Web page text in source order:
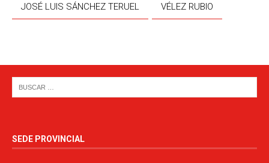
JOSÉ LUIS SÁNCHEZ TERUEL VÉLEZ RUBIO
SEDE PROVINCIAL